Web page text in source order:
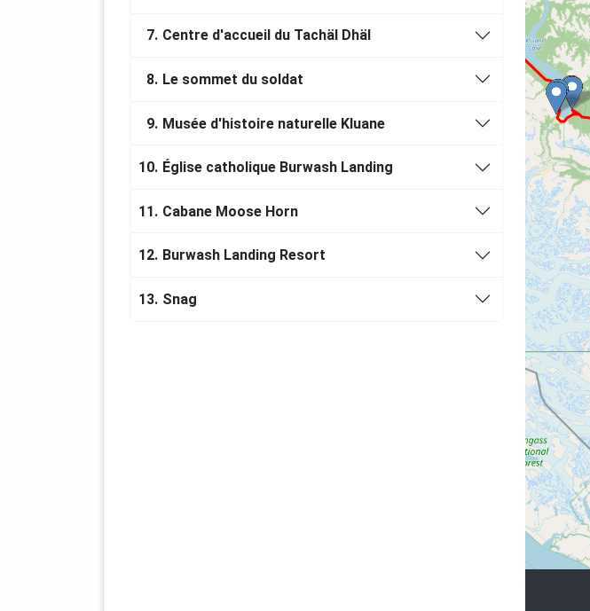
7. Centre d'accueil du Tachäl Dhäl
8. Le sommet du soldat
9. Musée d'histoire naturelle Kluane
10. Église catholique Burwash Landing
11. Cabane Moose Horn
12. Burwash Landing Resort
13. Snag